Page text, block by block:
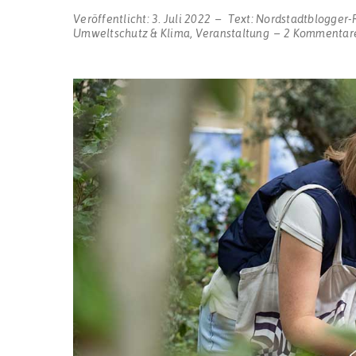
Veröffentlicht: 3. Juli 2022 Text: Nordstadtblogger-
Umweltschutz & Klima Veranstaltung 2